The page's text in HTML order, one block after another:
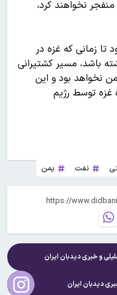
نخواهند کرد،
تا زمانی که غزه در
باشد، مسیر کشتیرانی
نخواهد بود و این
غزه توسط رژیم
نفت یمن
و خبریدیدبان ایران
دیدبان ایران